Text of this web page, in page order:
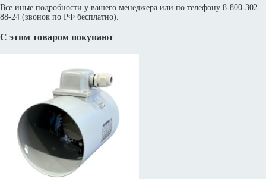
Все иные подробности у вашего менеджера или по телефону 8-800-302-
88-24 (звонок по РФ бесплатно).
С этим товаром покупают